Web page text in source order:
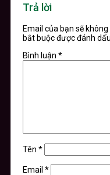
Trả lời
Email của bạn sẽ
bắt buộc được đánh dấu
Bình luận *
Tên *
Email *